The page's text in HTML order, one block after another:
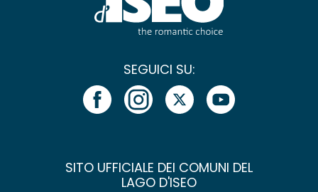
SEGUICI SU:
SITO UFFICIALE DEI COMUNI DEL
LAGO D'ISEO